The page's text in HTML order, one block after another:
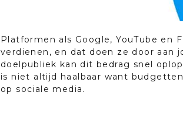
Platformen als Google, YouTube en
verdienen, en dat doen ze door aan
doelpubliek kan dit bedrag snel
is niet altijd haalbaar want
op sociale media.